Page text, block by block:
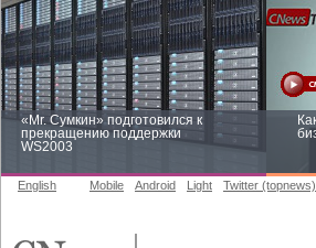
«Mr. Сумкин» подготовился к
прекращению поддержки
WS2003
English Mobile Android Light Twitter (topnews)